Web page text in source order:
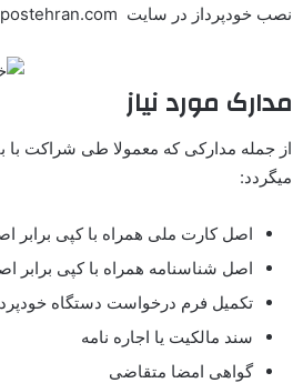
نصب خودپرداز در سایت atmpostehran.com مراجعه نمایید .
مدارک مورد نیاز
از جمله مدارکی که معمولا طی شراکت با
میگردد:
اصل کارت ملی همراه با کپی برابر
اصل شناسنامه همراه با کپی برابر
تکمیل فرم درخواست دستگاه
سند مالکیت یا اجاره نامه
گواهی امضا متقاضی